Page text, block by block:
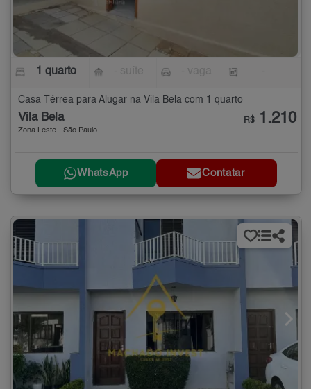
1 quarto
Casa Térrea para Alugar na Vila Bela com 1 quarto
Vila Bela
Zona Leste - São Paulo
R$ 1.210
WhatsApp Contatar